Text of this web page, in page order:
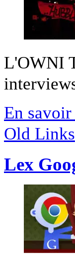
L'OWNI
En
Old Links
Lex